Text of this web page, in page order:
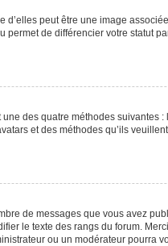
peut être une image
de différencier votre statut
des quatre méthodes suivantes
et des méthodes qu’ils
de messages que vous avez
le texte des rangs du forum.
ou un modérateur pourra